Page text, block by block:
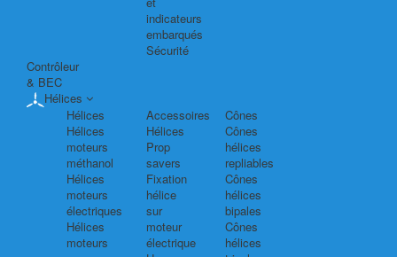
indicateurs
embarqués
Sécurité
Contrôleur
& BEC
Hélices
Hélices
Hélices
moteurs
méthanol
Hélices
moteurs
électriques
Hélices
moteurs
Accessoires
Hélices
Prop
savers
Fixation
hélice
sur
moteur
électrique
Cônes
Cônes
hélices
repliables
Cônes
hélices
bipales
Cônes
hélices